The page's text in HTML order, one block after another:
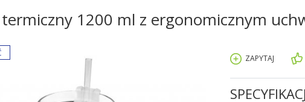
1200 ml z ergonomicznym
ZAPYTAJ